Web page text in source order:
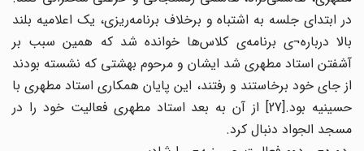
در ابتدای جلسه به اشتباه و برخلاف برنامه‌ریزی، یک اعلامیه بلند
بالا درباره¬ی برنامه‌ی کلاس‌ها خوانده شد که همین سبب بر
آشفتن استاد مطهری شد ایشان و مرحوم بهشتی که نشسته بودند
از جای خود برخاستند و رفتند، این پایان همکاری استاد مطهری با
حسینیه بود.[27] از آن به بعد استاد مطهری فعالیت خود را در
مسجد الجواد دنبال کرد.